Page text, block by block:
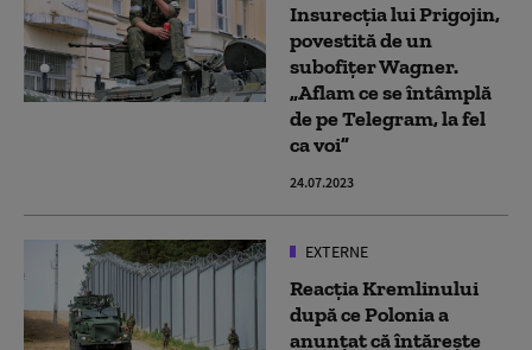
Insurecția lui Prigojin,
povestită de un
subofițer Wagner.
„Aflam ce se întâmplă
de pe Telegram, la fel
ca voi”
24.07.2023
EXTERNE
Reacția Kremlinului
după ce Polonia a
anunțat că întărește